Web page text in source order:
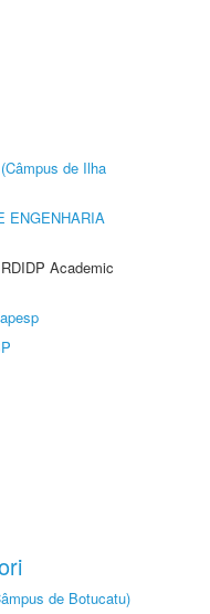
de Ilha
ENGENHARIA
Academic
de Botucatu)